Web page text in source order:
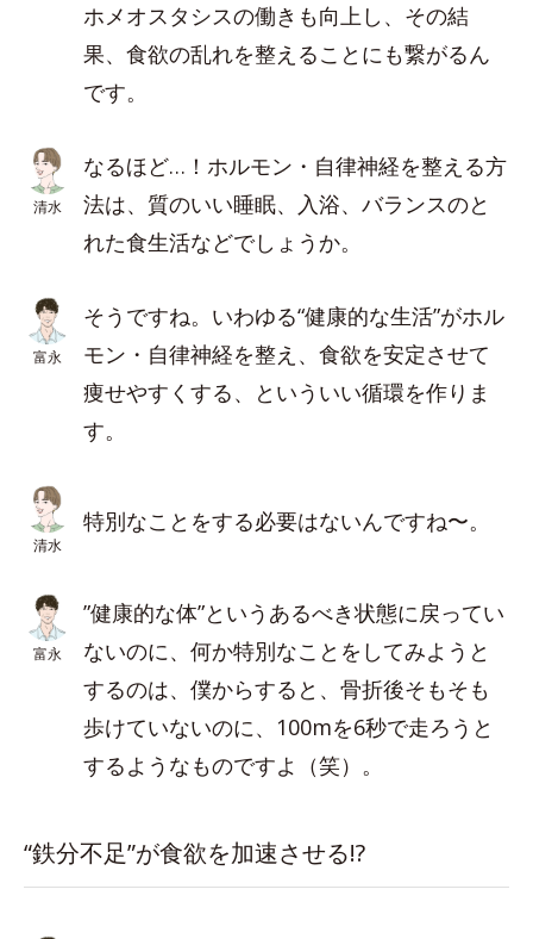
ホメオスタシスの働きも向上し、その結
果、食欲の乱れを整えることにも繋がるん
です。
清水
なるほど…！ホルモン・自律神経を整える方
法は、質のいい睡眠、入浴、バランスのと
れた食生活などでしょうか。
富永
そうですね。いわゆる“健康的な生活”がホル
モン・自律神経を整え、食欲を安定させて
痩せやすくする、といういい循環を作りま
す。
清水
特別なことをする必要はないんですね〜。
富永
”健康的な体”というあるべき状態に戻ってい
ないのに、何か特別なことをしてみようと
するのは、僕からすると、骨折後そもそも
歩けていないのに、100mを6秒で走ろうと
するようなものですよ（笑）。
“鉄分不足”が食欲を加速させる!?